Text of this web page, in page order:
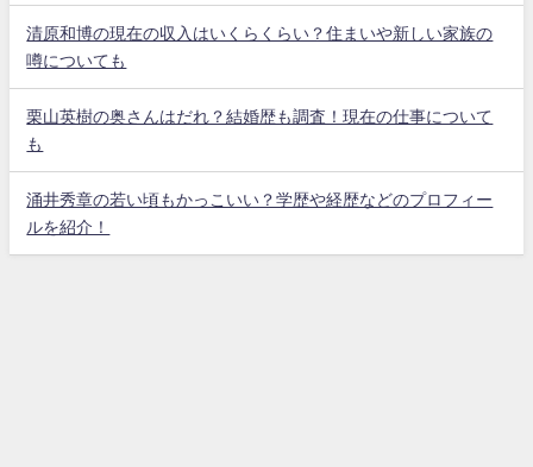
清原和博の現在の収入はいくらくらい？住まいや新しい家族の
噂についても
栗山英樹の奥さんはだれ？結婚歴も調査！現在の仕事について
も
涌井秀章の若い頃もかっこいい？学歴や経歴などのプロフィー
ルを紹介！